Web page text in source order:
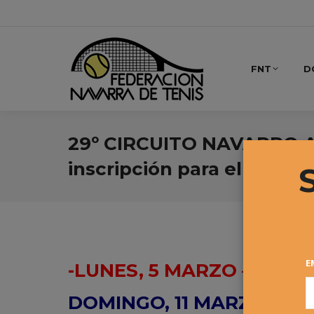
FNT
29º CIRCUITO
inscripción para el 2º
-LUNES, 5 MARZO –
DOMINGO, 11 MARZO –